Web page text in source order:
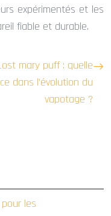
expérimentés et les
fiable et durable.
mary puff : quelle
dans l’évolution du
vapotage ?
les